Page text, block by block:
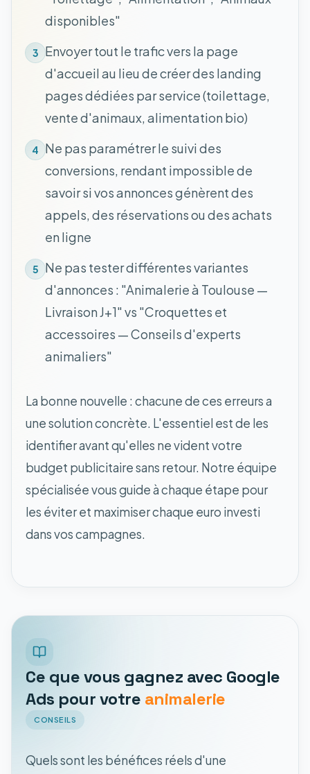
disponibles"
3 Envoyer tout le trafic vers la page
d'accueil au lieu de créer des landing
pages dédiées par service (toilettage,
vente d'animaux, alimentation bio)
4 Ne pas paramétrer le suivi des
conversions, rendant impossible de
savoir si vos annonces génèrent des
appels, des réservations ou des achats
en ligne
5 Ne pas tester différentes variantes
d'annonces : "Animalerie à Toulouse —
Livraison J+1" vs "Croquettes et
accessoires — Conseils d'experts
animaliers"
La bonne nouvelle : chacune de ces erreurs a
une solution concrète. L'essentiel est de les
identifier avant qu'elles ne vident votre
budget publicitaire sans retour. Notre équipe
spécialisée vous guide à chaque étape pour
les éviter et maximiser chaque euro investi
dans vos campagnes.
Ce que vous gagnez avec Google
Ads pour votre animalerie
CONSEILS
Quels sont les bénéfices réels d'une